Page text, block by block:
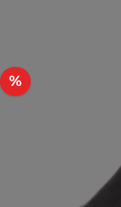
%Rabatt